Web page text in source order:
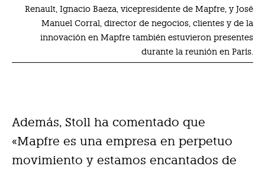
Renault, Ignacio Baeza, vicepresidente de Mapfre, y José
Manuel Corral, director de negocios, clientes y de la
innovación en Mapfre también estuvieron presentes
durante la reunión en París.
Además, Stoll ha comentado que
«Mapfre es una empresa en perpetuo
movimiento y estamos encantados de